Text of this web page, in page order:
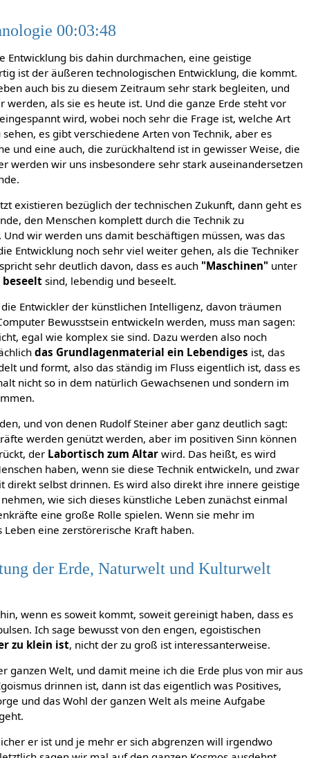
00:03:48
bis dahin durchmachen, eine geistige
ist der äußeren technologischen Entwicklung, die kommt.
auch bis zu diesem Zeitraum sehr stark begleiten, und
als sie es heute ist. Und die ganze Erde steht vor
wird, wobei noch sehr die Frage ist, welche Art
es gibt verschiedene Arten von Technik, aber es
und eine auch, die zurückhaltend ist in gewisser Weise, die
werden wir uns insbesondere sehr stark auseinandersetzen
existieren bezüglich der technischen Zukunft, dann geht es
den Menschen komplett durch die Technik zu
wir werden uns damit beschäftigen müssen, was das
Entwicklung noch sehr viel weiter gehen, als die Techniker
sehr deutlich davon, dass es auch "Maschinen" unter
sind, lebendig und beseelt.
Entwickler der künstlichen Intelligenz, davon träumen
Bewusstsein entwickeln werden, muss man sagen:
egal wie komplex sie sind. Dazu werden also noch
das Grundlagenmaterial ein Lebendiges ist, das
und formt, also das ständig im Fluss eigentlich ist, dass es
nicht so in dem natürlich Gewachsenen und sondern im
und von denen Rudolf Steiner aber ganz deutlich sagt:
werden genützt werden, aber im positiven Sinn können
der Labortisch zum Altar wird. Das heißt, es wird
haben, wenn sie diese Technik entwickeln, und zwar
selbst drinnen. Es wird also direkt ihre innere geistige
wie sich dieses künstliche Leben zunächst einmal
eine große Rolle spielen. Wenn sie mehr im
eine zerstörerische Kraft haben.
der Erde, Naturwelt und Kulturwelt
wenn es soweit kommt, soweit gereinigt haben, dass es
Ich sage bewusst von den engen, egoistischen
zu klein ist, nicht der zu groß ist interessanterweise.
ganzen Welt, und damit meine ich die Erde plus von mir aus
drinnen ist, dann ist das eigentlich was Positives,
und das Wohl der ganzen Welt als meine Aufgabe
er ist und je mehr er sich abgrenzen will irgendwo